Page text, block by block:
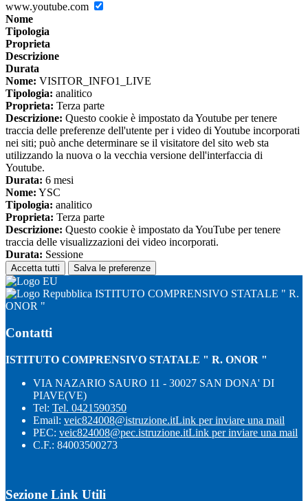
www.youtube.com
Nome
Tipologia
Proprieta
Descrizione
Durata
Nome: VISITOR_INFO1_LIVE
Tipologia: analitico
Proprieta: Terza parte
Descrizione: Questo cookie è impostato da Youtube per tenere
traccia delle preferenze dell'utente per i video di Youtube incorporati
nei siti; può anche determinare se il visitatore del sito web sta
utilizzando la nuova o la vecchia versione dell'interfaccia di
Youtube.
Durata: 6 mesi
Nome: YSC
Tipologia: analitico
Proprieta: Terza parte
Descrizione: Questo cookie è impostato da YouTube per tenere
traccia delle visualizzazioni dei video incorporati.
Durata: Sessione
Accetta tutti Salva le preferenze
ISTITUTO COMPRENSIVO STATALE " R.
ONOR "
Contatti
ISTITUTO COMPRENSIVO STATALE " R. ONOR "
VIA NAZARIO SAURO 11 - 30027 SAN DONA' DI
PIAVE(VE)
Tel: Tel. 0421590350
Email: veic824008@istruzione.itLink per inviare una mail
PEC: veic824008@pec.istruzione.itLink per inviare una mail
C.F.: 84003500273
Sezione Link Utili